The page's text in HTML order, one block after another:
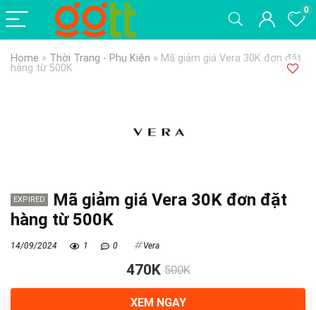
0
Home » Thời Trang - Phụ Kiện » Mã giảm giá Vera 30K đơn đặt
hàng từ 500K
EXPIRED
Mã giảm giá Vera 30K đơn đặt
hàng từ 500K
14/09/2024 1 0 Vera
470K 500K
XEM NGAY